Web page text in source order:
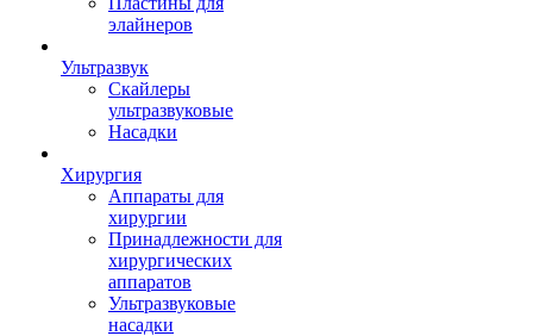
элайнеров
Ультразвук
Скайлеры
ультразвуковые
Насадки
Хирургия
Аппараты для
хирургии
Принадлежности для
хирургических
аппаратов
Ультразвуковые
насадки